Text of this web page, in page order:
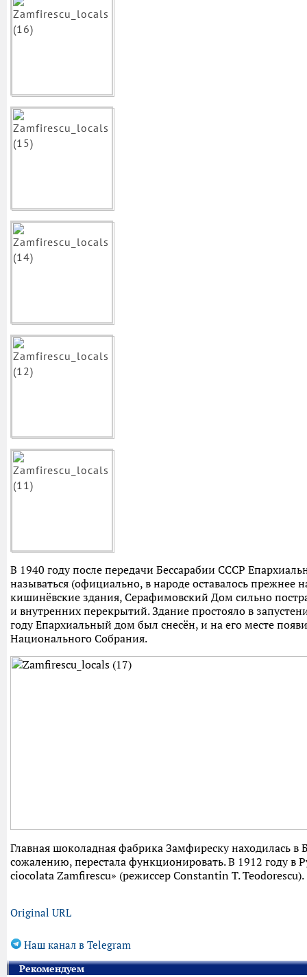
В 1940 году после передачи Бессарабии СССР
называться (официально, в народе оставалось
кишинёвские здания, Серафимовский Дом сильно
и внутренних перекрытий. Здание простояло в
году Епархиальный дом был снесён, и на его месте
Национального Собрания.
Главная шоколадная фабрика Замфиреску находилась в
сожалению, перестала функционировать. В 1912 году
ciocolata Zamfirescu» (режиссер Constantin T. Teodorescu).
Original URL
Наш канал в Telegram
Рекомендуем